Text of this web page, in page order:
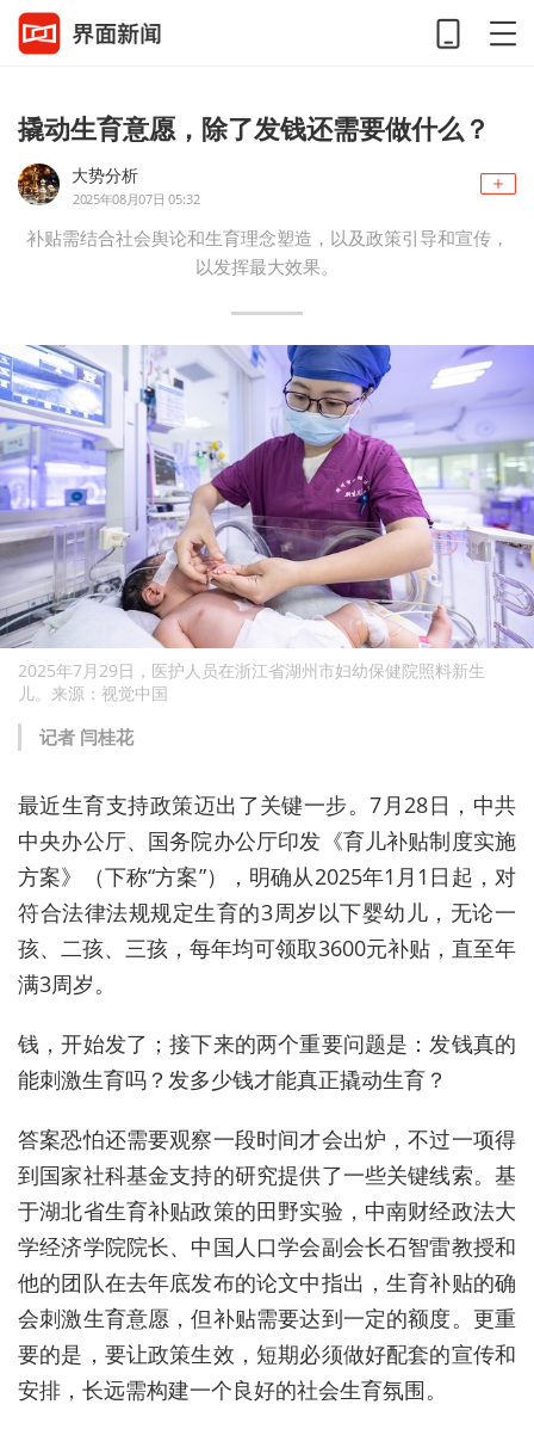
撬动生育意愿，除了发钱还需要做什么？
大势分析
2025年08月07日 05:32
补贴需结合社会舆论和生育理念塑造，以及政策引导和宣传，
以发挥最大效果。
2025年7月29日，医护人员在浙江省湖州市妇幼保健院照料新生
儿。来源：视觉中国
记者 闫桂花
最近生育支持政策迈出了关键一步。7月28日，中共
中央办公厅、国务院办公厅印发《育儿补贴制度实施
方案》（下称“方案”），明确从2025年1月1日起，对
符合法律法规规定生育的3周岁以下婴幼儿，无论一
孩、二孩、三孩，每年均可领取3600元补贴，直至年
满3周岁。
钱，开始发了；接下来的两个重要问题是：发钱真的
能刺激生育吗？发多少钱才能真正撬动生育？
答案恐怕还需要观察一段时间才会出炉，不过一项得
到国家社科基金支持的研究提供了一些关键线索。基
于湖北省生育补贴政策的田野实验 ，中南财经政法大
学经济学院院长、中国人口学会副会长石智雷教授和
他的团队在去年底发布的论文中指出，生育补贴的确
会刺激生育意愿，但补贴需要达到一定的额度。更重
要的是，要让政策生效，短期必须做好配套的宣传和
安排，长远需构建一个良好的社会生育氛围。